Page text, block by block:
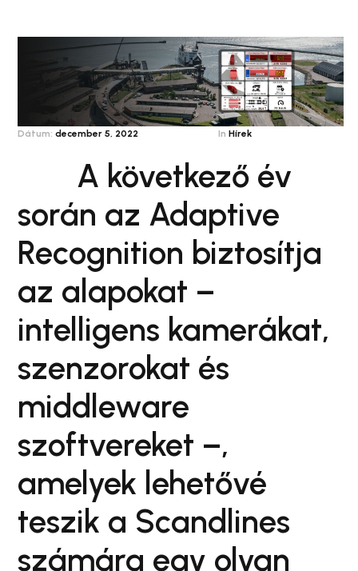
Dátum: december 5, 2022 In Hírek
A következő év
során az Adaptive
Recognition biztosítja
az alapokat –
intelligens kamerákat,
szenzorokat és
middleware
szoftvereket –,
amelyek lehetővé
teszik a Scandlines
számára egy olyan